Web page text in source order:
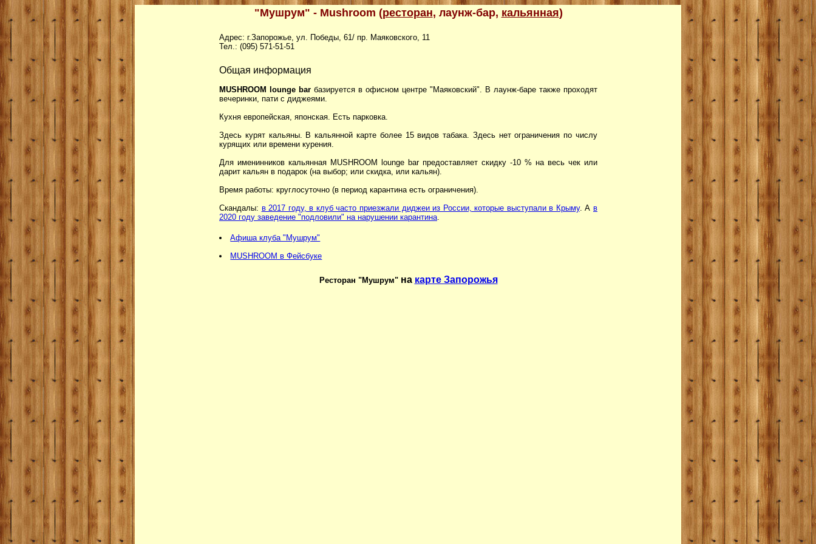
"Мушрум" - Mushroom (ресторан, лаунж-бар, кальянная)
Адрес: г.Запорожье, ул. Победы, 61/ пр. Маяковского, 11
Тел.: (095) 571-51-51
Общая информация
MUSHROOM lounge bar базируется в офисном центре "Маяковский". В лаунж-баре также проходят
вечеринки, пати с диджеями.
Кухня европейская, японская. Есть парковка.
Здесь курят кальяны. В кальянной карте более 15 видов табака. Здесь нет ограничения по числу
курящих или времени курения.
Для именинников кальянная MUSHROOM lounge bar предоставляет скидку -10 % на весь чек или
дарит кальян в подарок (на выбор; или скидка, или кальян).
Время работы: круглосуточно (в период карантина есть ограничения).
Скандалы: в 2017 году, в клуб часто приезжали диджеи из России, которые выступали в Крыму. А в
2020 году заведение "подловили" на нарушении карантина.
Афиша клуба "Мушрум"
MUSHROOM в Фейсбуке
Ресторан "Мушрум" на карте Запорожья